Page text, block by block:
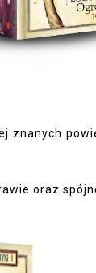
znanych
oraz